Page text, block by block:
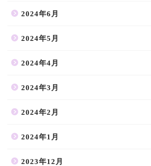
2024年6月
2024年5月
2024年4月
2024年3月
2024年2月
2024年1月
2023年12月